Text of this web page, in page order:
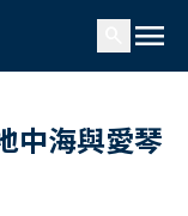
menu
中海與愛琴